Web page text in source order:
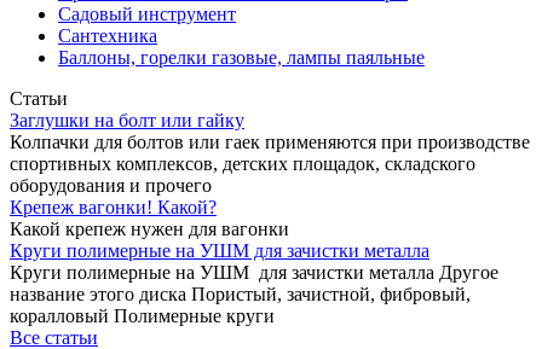
Садовый инструмент
Сантехника
Баллоны, горелки газовые, лампы паяльные
Статьи
Заглушки на болт или гайку
Колпачки для болтов или гаек применяются при производстве
спортивных комплексов, детских площадок, складского
оборудования и прочего
Крепеж вагонки! Какой?
Какой крепеж нужен для вагонки
Круги полимерные на УШМ для зачистки металла
Круги полимерные на УШМ для зачистки металла Другое
название этого диска Пористый, зачистной, фибровый,
коралловый Полимерные круги
Все статьи